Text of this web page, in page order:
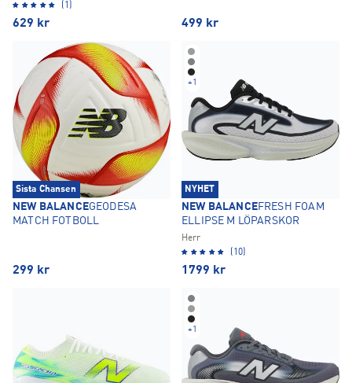
(1)
629 kr 499 kr
Sista Chansen
NEW BALANCEGEODESA
MATCH FOTBOLL
299 kr
+1
NYHET
NEW BALANCEFRESH FOAM
ELLIPSE M LÖPARSKOR
Herr
(10)
1799 kr
+1